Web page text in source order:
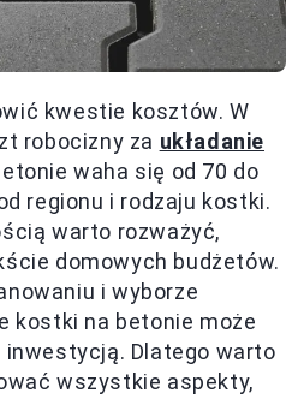
kwestie kosztów. W
robocizny za układanie
waha się od 70 do
regionu i rodzaju kostki.
warto rozważyć,
domowych budżetów.
i wyborze
kostki na betonie może
inwestycją. Dlatego warto
wszystkie aspekty,